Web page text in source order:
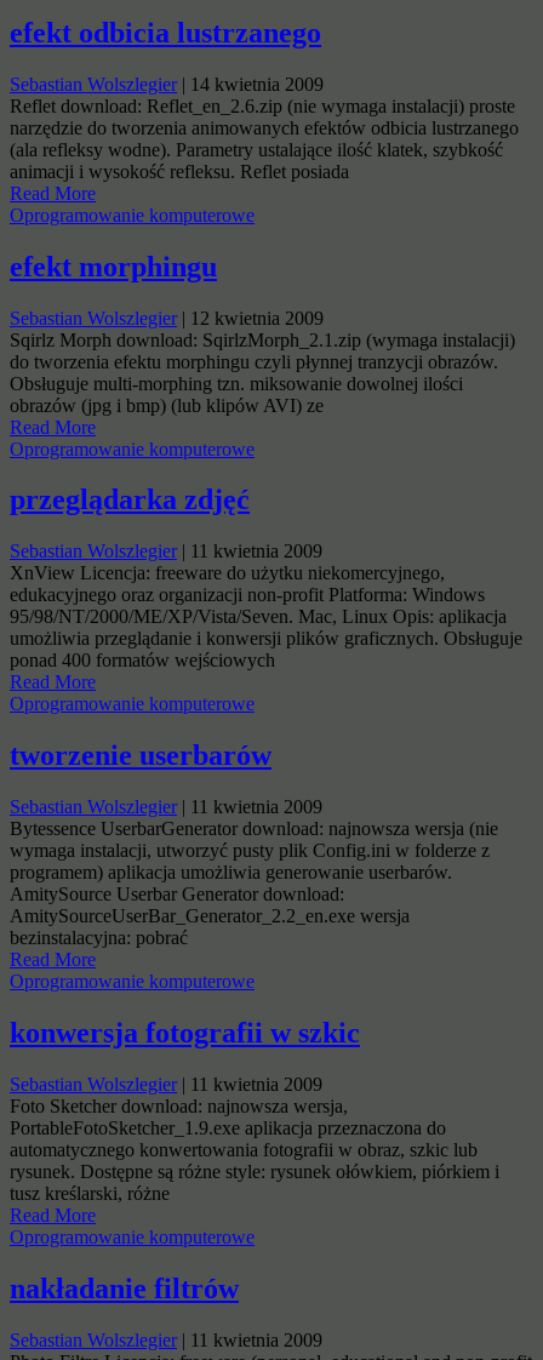
efekt odbicia lustrzanego
Sebastian Wolszlegier| 14 kwietnia 2009
Reflet download: Reflet_en_2.6.zip (nie wymaga instalacji) proste
narzędzie do tworzenia animowanych efektów odbicia lustrzanego
(ala refleksy wodne). Parametry ustalające ilość klatek, szybkość
animacji i wysokość refleksu. Reflet posiada
Read More
Oprogramowanie komputerowe
efekt morphingu
Sebastian Wolszlegier| 12 kwietnia 2009
Sqirlz Morph download: SqirlzMorph_2.1.zip (wymaga instalacji)
do tworzenia efektu morphingu czyli płynnej tranzycji obrazów.
Obsługuje multi-morphing tzn. miksowanie dowolnej ilości
obrazów (jpg i bmp) (lub klipów AVI) ze
Read More
Oprogramowanie komputerowe
przeglądarka zdjęć
Sebastian Wolszlegier| 11 kwietnia 2009
XnView Licencja: freeware do użytku niekomercyjnego,
edukacyjnego oraz organizacji non-profit Platforma: Windows
95/98/NT/2000/ME/XP/Vista/Seven. Mac, Linux Opis: aplikacja
umożliwia przeglądanie i konwersji plików graficznych. Obsługuje
ponad 400 formatów wejściowych
Read More
Oprogramowanie komputerowe
tworzenie userbarów
Sebastian Wolszlegier| 11 kwietnia 2009
Bytessence UserbarGenerator download: najnowsza wersja (nie
wymaga instalacji, utworzyć pusty plik Config.ini w folderze z
programem) aplikacja umożliwia generowanie userbarów.
AmitySource Userbar Generator download:
AmitySourceUserBar_Generator_2.2_en.exe wersja
bezinstalacyjna: pobrać
Read More
Oprogramowanie komputerowe
konwersja fotografii w szkic
Sebastian Wolszlegier| 11 kwietnia 2009
Foto Sketcher download: najnowsza wersja,
PortableFotoSketcher_1.9.exe aplikacja przeznaczona do
automatycznego konwertowania fotografii w obraz, szkic lub
rysunek. Dostępne są różne style: rysunek ołówkiem, piórkiem i
tusz kreślarski, różne
Read More
Oprogramowanie komputerowe
nakładanie filtrów
Sebastian Wolszlegier| 11 kwietnia 2009